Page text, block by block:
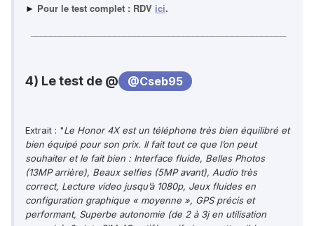
► Pour le test complet : RDV ici.
4) Le test de @ @Cseb95
Extrait : "Le Honor 4X est un téléphone très bien équilibré et
bien équipé pour son prix. Il fait tout ce que l’on peut
souhaiter et le fait bien : Interface fluide, Belles Photos
(13MP arrière), Beaux selfies (5MP avant), Audio très
correct, Lecture video jusqu’à 1080p, Jeux fluides en
configuration graphique « moyenne », GPS précis et
performant, Superbe autonomie (de 2 à 3j en utilisation